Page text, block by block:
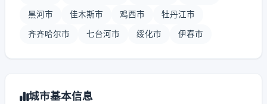
黑河市 佳木斯市 鸡西市 牡丹江市
齐齐哈尔市 七台河市 绥化市 伊春市
城市基本信息